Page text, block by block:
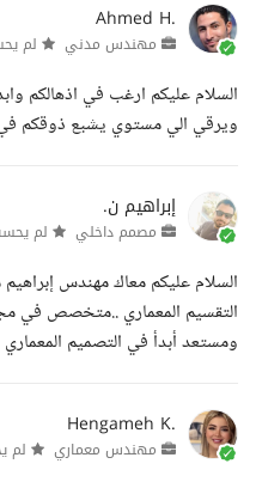
Ahmed H.
مهندس مدني لم
السلام عليكم ارغب في اذهالكم
ويرقي الي مستوي يشبع ذوقكم
إبراهيم ن.
مصمم داخلي لم
السلام عليكم معاك مهندس
التقسيم المعماري ..متخصص في
ومستعد أبدأ في التصميم
Hengameh K.
مهندس معماري لم